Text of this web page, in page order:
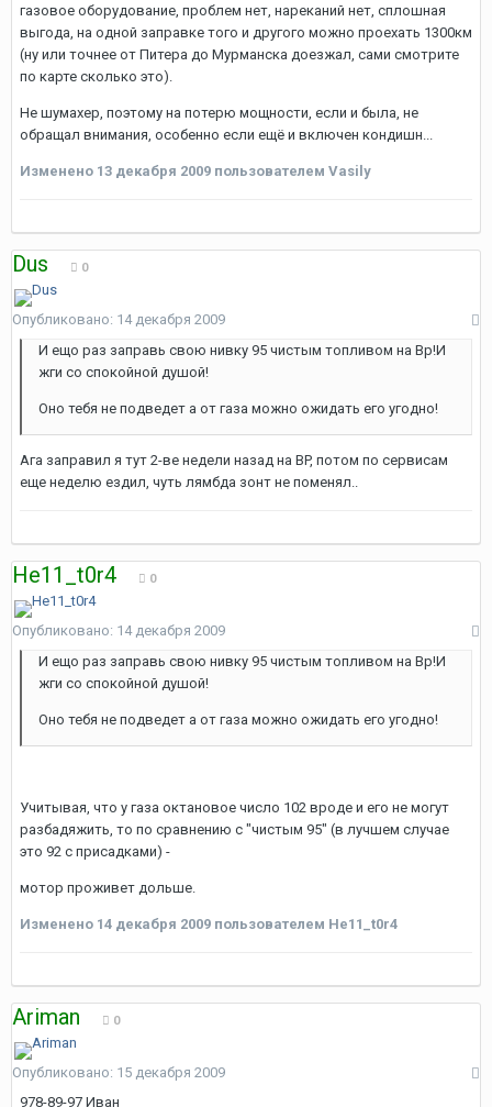
газовое оборудование, проблем нет, нареканий нет, сплошная
выгода, на одной заправке того и другого можно проехать 1300км
(ну или точнее от Питера до Мурманска доезжал, сами смотрите
по карте сколько это).
Не шумахер, поэтому на потерю мощности, если и была, не
обращал внимания, особенно если ещё и включен кондишн...
Изменено 13 декабря 2009 пользователем Vasily
Dus 0
Опубликовано: 14 декабря 2009
И ещо раз заправь свою нивку 95 чистым топливом на Bp!И
жги со спокойной душой!
Оно тебя не подведет а от газа можно ожидать его угодно!
Ага заправил я тут 2-ве недели назад на BP, потом по сервисам
еще неделю ездил, чуть лямбда зонт не поменял..
He11_t0r4 0
Опубликовано: 14 декабря 2009
И ещо раз заправь свою нивку 95 чистым топливом на Bp!И
жги со спокойной душой!
Оно тебя не подведет а от газа можно ожидать его угодно!
Учитывая, что у газа октановое число 102 вроде и его не могут
разбадяжить, то по сравнению с "чистым 95" (в лучшем случае
это 92 с присадками) -
мотор проживет дольше.
Изменено 14 декабря 2009 пользователем He11_t0r4
Ariman 0
Опубликовано: 15 декабря 2009
978-89-97 Иван